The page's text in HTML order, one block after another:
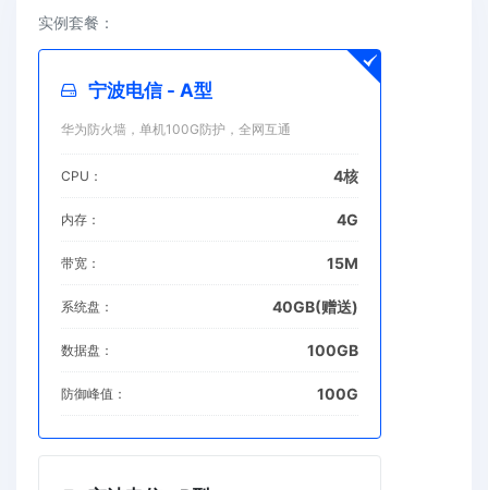
实例套餐：
宁波电信 - A型
华为防火墙，单机100G防护，全网互通
CPU： 4核
内存： 4G
带宽： 15M
系统盘： 40GB(赠送)
数据盘： 100GB
防御峰值： 100G